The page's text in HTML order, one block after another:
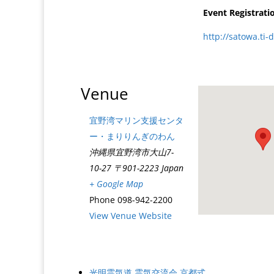
Event
http://satowa.ti-
Venue
宜野湾マリン支援センタ
ー・まりりんぎのわん
沖縄県宜野湾市大山7-
10-27 〒901-2223 Japan
+ Google Map
Phone 098-942-2200
View Venue Website